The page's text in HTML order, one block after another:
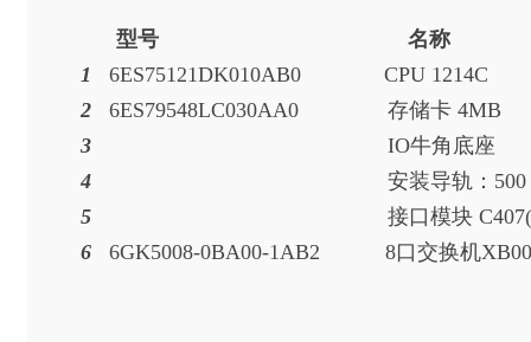
型号 名
1 6ES75121DK010AB0
2 6ES79548LC030AA0 存
3 IO牛
4 安装导轨
5 接口模块
6 6GK5008-0BA00-1AB2 8口